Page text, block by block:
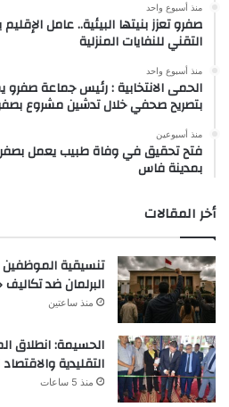
منذ أسبوع واحد
صفرو تعزز بنيتها البيئية.. عامل
التقني للنفايات المنزلية
منذ أسبوع واحد
الحمى الانتخابية : رئيس جماعة
بتصريح صحفي خلال تدشين مشروع
منذ أسبوعين
فتح تحقيق في وفاة طبيب يعمل
بمدينة فاس
أخر المقالات
تنسيقية الموظفين
البرلمان ضد
منذ ساعتين
الحسيمة: انطلاق
التقليدية
منذ 5 ساعات